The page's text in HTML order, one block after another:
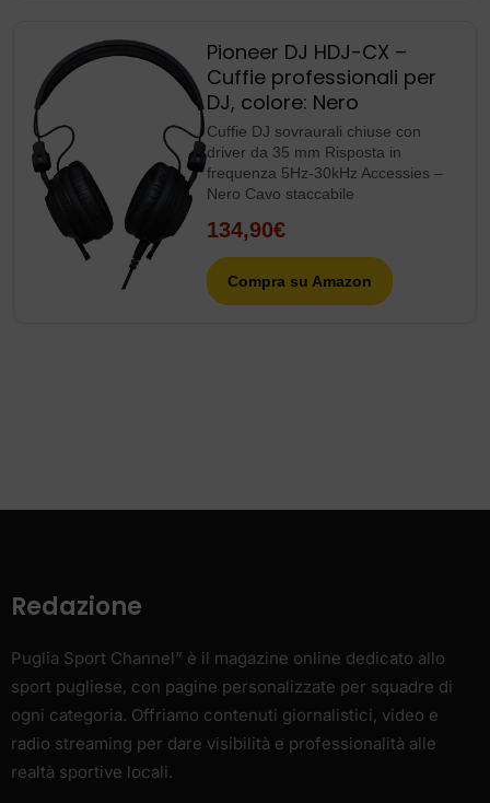
Pioneer DJ HDJ-CX –
Cuffie professionali per
DJ, colore: Nero
Cuffie DJ sovraurali chiuse con
driver da 35 mm Risposta in
frequenza 5Hz-30kHz Accessies –
Nero Cavo staccabile
134,90€
Compra su Amazon
Redazione
Puglia Sport Channel” è il magazine online dedicato allo
sport pugliese, con pagine personalizzate per squadre di
ogni categoria. Offriamo contenuti giornalistici, video e
radio streaming per dare visibilità e professionalità alle
realtà sportive locali.